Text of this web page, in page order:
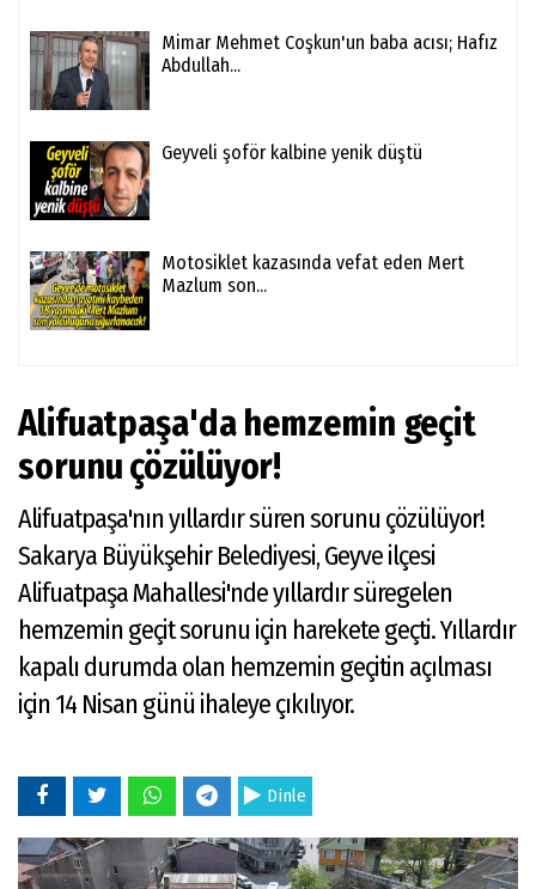
Mimar Mehmet Coşkun'un baba acısı; Hafız
Abdullah...
Geyveli şoför kalbine yenik düştü
Motosiklet kazasında vefat eden Mert
Mazlum son...
Alifuatpaşa'da hemzemin geçit
sorunu çözülüyor!
Alifuatpaşa'nın yıllardır süren sorunu çözülüyor!
Sakarya Büyükşehir Belediyesi, Geyve ilçesi
Alifuatpaşa Mahallesi'nde yıllardır süregelen
hemzemin geçit sorunu için harekete geçti. Yıllardır
kapalı durumda olan hemzemin geçitin açılması
için 14 Nisan günü ihaleye çıkılıyor.
Dinle